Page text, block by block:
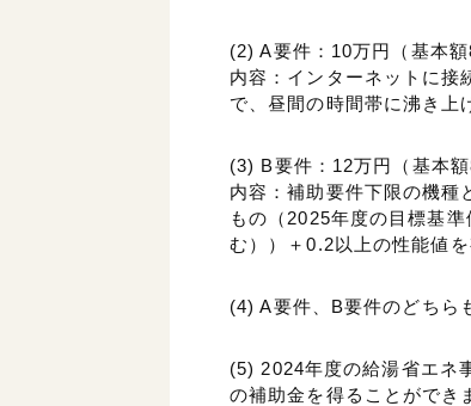
(2) A要件：10万円（基本額
内容：インターネットに接
で、昼間の時間帯に沸き上
(3) B要件：12万円（基本額
内容：補助要件下限の機種
もの（2025年度の目標基
む））＋0.2以上の性能値を
(4) A要件、B要件のどちら
(5) 2024年度の給湯省エネ
の補助金を得ることができ